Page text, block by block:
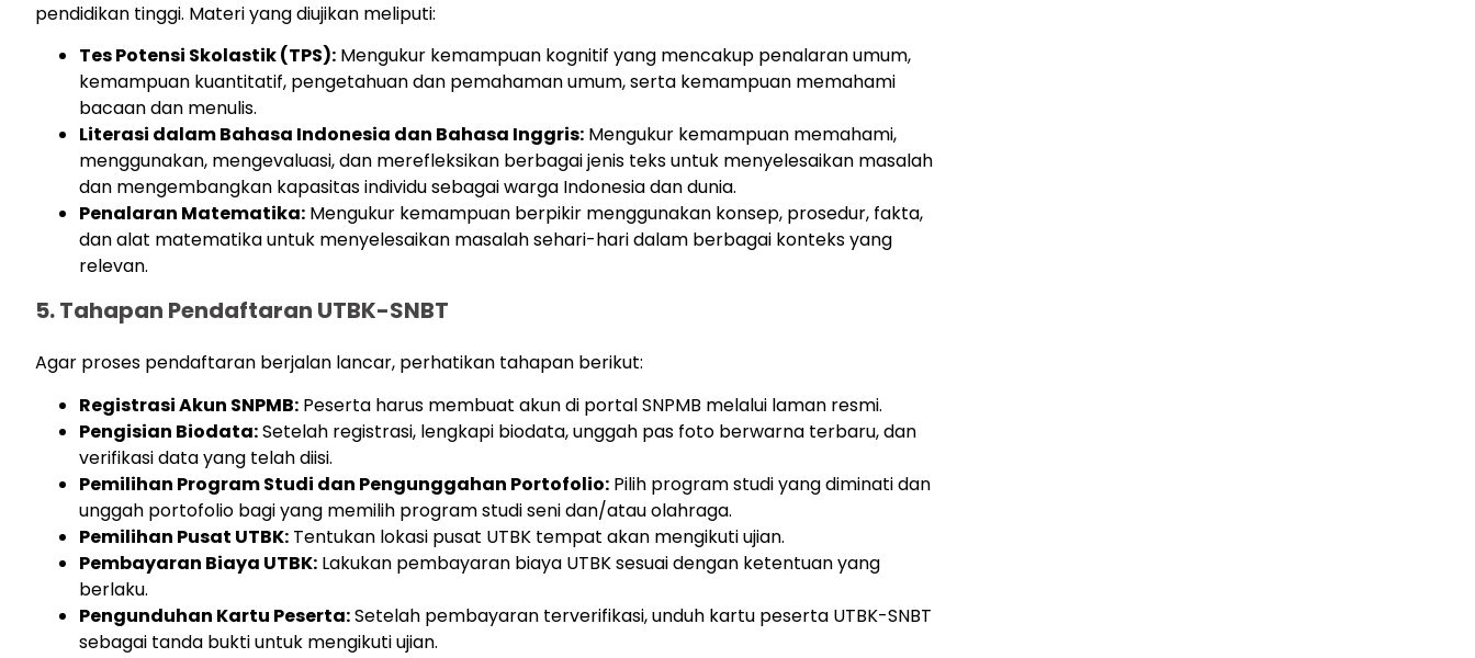
pendidikan tinggi. Materi yang diujikan meliputi:
Tes Potensi Skolastik (TPS): Mengukur kemampuan kognitif yang mencakup penalaran umum,
kemampuan kuantitatif, pengetahuan dan pemahaman umum, serta kemampuan memahami
bacaan dan menulis.
Literasi dalam Bahasa Indonesia dan Bahasa Inggris: Mengukur kemampuan memahami,
menggunakan, mengevaluasi, dan merefleksikan berbagai jenis teks untuk menyelesaikan masalah
dan mengembangkan kapasitas individu sebagai warga Indonesia dan dunia.
Penalaran Matematika: Mengukur kemampuan berpikir menggunakan konsep, prosedur, fakta,
dan alat matematika untuk menyelesaikan masalah sehari-hari dalam berbagai konteks yang
relevan.
5. Tahapan Pendaftaran UTBK-SNBT
Agar proses pendaftaran berjalan lancar, perhatikan tahapan berikut:
Registrasi Akun SNPMB: Peserta harus membuat akun di portal SNPMB melalui laman resmi.
Pengisian Biodata:Setelah registrasi, lengkapi biodata, unggah pas foto berwarna terbaru, dan
verifikasi data yang telah diisi.
Pemilihan Program Studi dan Pengunggahan Portofolio: Pilih program studi yang diminati dan
unggah portofolio bagi yang memilih program studi seni dan/atau olahraga.
Pemilihan Pusat UTBK: Tentukan lokasi pusat UTBK tempat akan mengikuti ujian.
Pembayaran Biaya UTBK: Lakukan pembayaran biaya UTBK sesuai dengan ketentuan yang
berlaku.
Pengunduhan Kartu Peserta:Setelah pembayaran terverifikasi, unduh kartu peserta UTBK-SNBT
sebagai tanda bukti untuk mengikuti ujian.